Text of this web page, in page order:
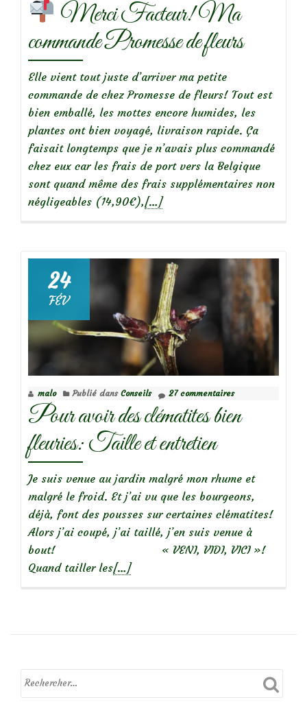
Merci Facteur! Ma
commande Promesse de fleurs
Elle vient tout juste d’arriver ma petite
commande de chez Promesse de fleurs! Tout est
bien emballé, les mottes encore humides, les
plantes ont bien voyagé, livraison rapide. Ça
faisait longtemps que je n’avais plus commandé
chez eux car les frais de port vers la Belgique
sont quand même des frais supplémentaires non
négligeables (14,90€),En
Merci
Facteur!
Ma
commande
Promesse
de
fleurs
[…]
24
FÉV
malo Publié dans Conseils 27 commentaires
Pour avoir des clématites bien
fleuries: Taille et entretien
Je suis venue au jardin malgré mon rhume et
malgré le froid. Et j’ai vu que les bourgeons,
déjà, font des pousses sur certaines clématites!
Alors j’ai coupé, j’ai taillé, j’en suis venue à
bout! « VENI, VIDI, VICI »!
Quand tailler lesEn
avoir
clématites
[…]